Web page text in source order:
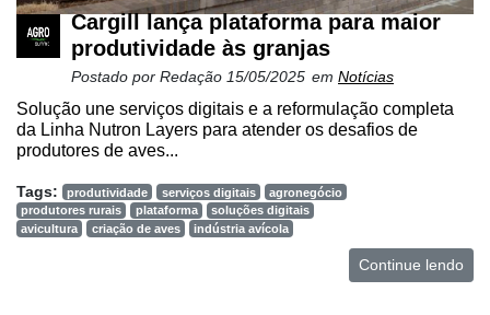
ONE
CHB
Cargill lança plataforma para maior
produtividade às granjas
Postado por Redação 15/05/2025 em Notícias
Solução une serviços digitais e a reformulação completa
da Linha Nutron Layers para atender os desafios de
produtores de aves...
Tags: produtividade serviços digitais
agronegócio
produtores rurais
plataforma
soluções digitais
avicultura
criação de aves indústria avícola
Continue lendo